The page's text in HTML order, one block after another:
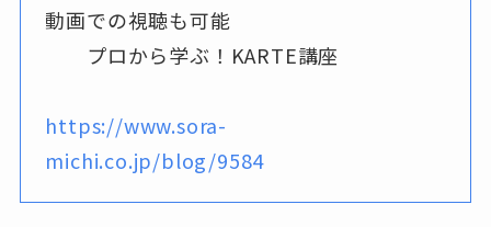
動画での視聴も可能
プロから学ぶ！KARTE講座
https://www.sora-
michi.co.jp/blog/9584